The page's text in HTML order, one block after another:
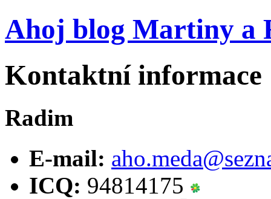
Ahoj blog Martiny a
Kontaktní informace
Radim
E-mail: aho.meda@
ICQ: 94814175